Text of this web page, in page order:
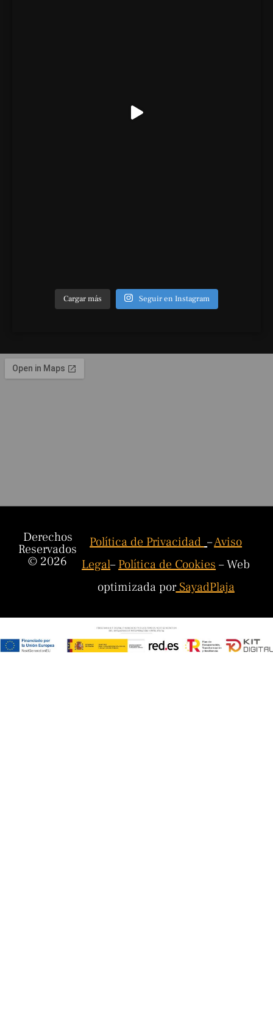
Cargar más Seguir en Instagram
Derechos
Reservados
© 2026
Política de Privacidad–Aviso
Legal–Política de Cookies– Web
optimizada porSayadPlaja